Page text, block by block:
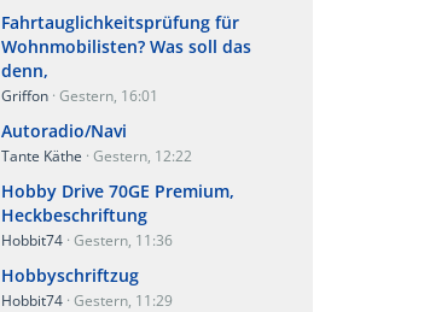
Fahrtauglichkeitsprüfung für
Wohnmobilisten? Was soll das
denn,
Griffon Gestern, 16:01
Autoradio/Navi
Tante Käthe Gestern, 12:22
Hobby Drive 70GE Premium,
Heckbeschriftung
Hobbit74 Gestern, 11:36
Hobbyschriftzug
Hobbit74 Gestern, 11:29